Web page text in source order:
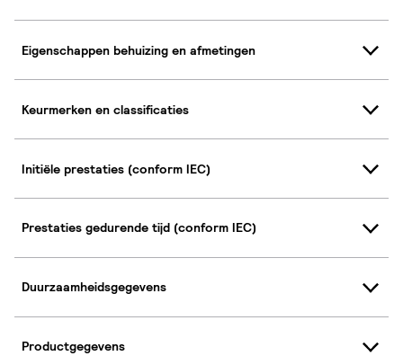
Eigenschappen behuizing en afmetingen
Keurmerken en classificaties
Initiële prestaties (conform IEC)
Prestaties gedurende tijd (conform IEC)
Duurzaamheidsgegevens
Productgegevens